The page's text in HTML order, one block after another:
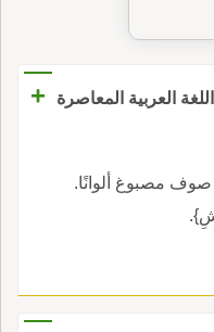
العربية المعاصرة
+
مصبوغ ألوانًا.